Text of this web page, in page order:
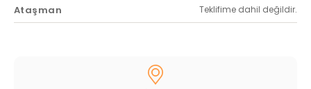
Ataşman Teklifime dahil değildir.